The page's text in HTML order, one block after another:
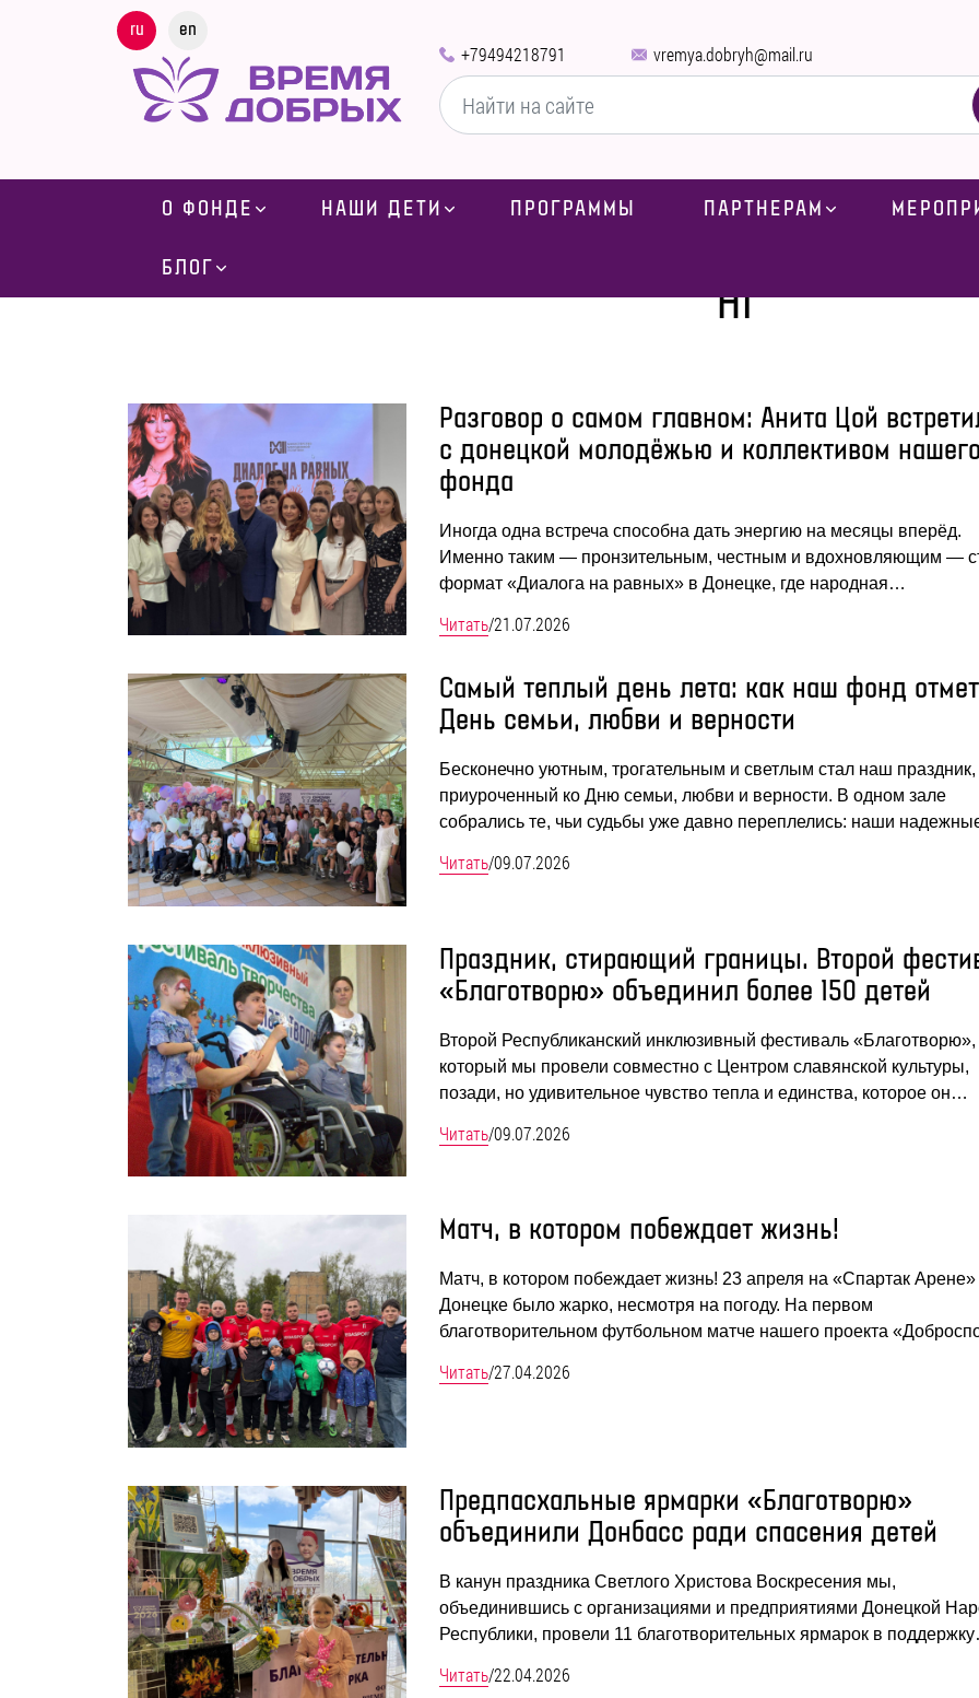
ru en
+79494218791 vremya.dobryh@mail.ru
О ФОНДЕ НАШИ ДЕТИ ПРОГРАММЫ ПАРТНЕРАМ
БЛОГ
H1
Разговор о самом главном: Анита Цой
с донецкой молодёжью и коллективом нашего
фонда
Иногда одна встреча способна дать энергию на месяцы вперёд.
Именно таким — пронзительным, честным и вдохновляющим —
формат «Диалога на равных» в Донецке, где народная…
Читать/21.07.2026
Самый теплый день лета: как наш фонд
День семьи, любви и верности
Бесконечно уютным, трогательным и светлым стал наш праздник,
приуроченный ко Дню семьи, любви и верности. В одном зале
собрались те, чьи судьбы уже давно переплелись: наши
Читать/09.07.2026
Праздник, стирающий границы. Второй
«Благотворю» объединил более 150 детей
Второй Республиканский инклюзивный фестиваль «Благотворю»,
который мы провели совместно с Центром славянской культуры,
позади, но удивительное чувство тепла и единства, которое он…
Читать/09.07.2026
Матч, в котором побеждает жизнь!
Матч, в котором побеждает жизнь! 23 апреля на «Спартак Арене»
Донецке было жарко, несмотря на погоду. На первом
благотворительном футбольном матче нашего проекта
Читать/27.04.2026
Предпасхальные ярмарки «Благотворю»
объединили Донбасс ради спасения детей
В канун праздника Светлого Христова Воскресения мы,
объединившись с организациями и предприятиями Донецкой
Республики, провели 11 благотворительных ярмарок в
Читать/22.04.2026